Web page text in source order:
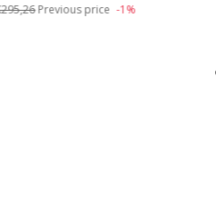
Previous price -1%